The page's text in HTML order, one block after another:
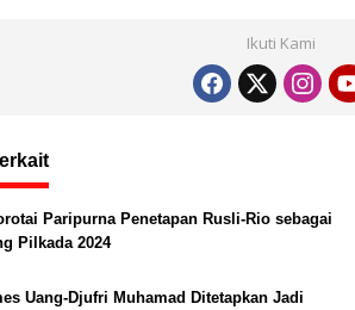
Ikuti Kami
Paripurna Penetapan Rusli-Rio sebagai
Pilkada 2024
Uang-Djufri Muhamad Ditetapkan Jadi